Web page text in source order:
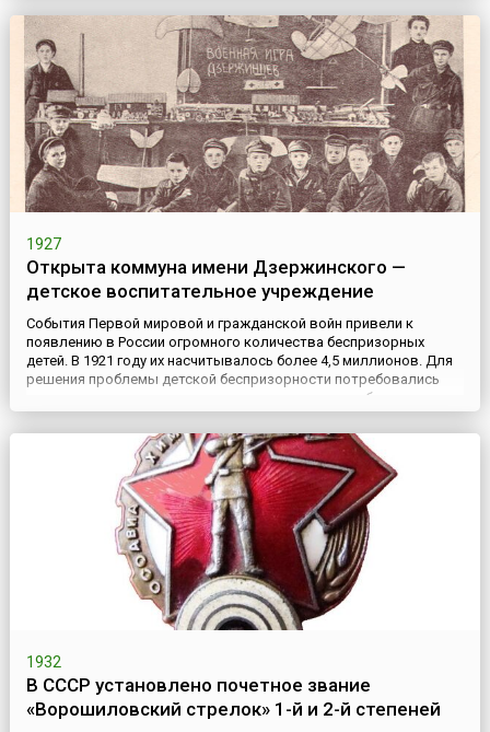
«Аннушкой». Он курсировал по Бульварному кольцу и
Москворецкой набере...
1927
Открыта коммуна имени Дзержинского —
детское воспитательное учреждение
События Первой мировой и гражданской войн привели к
появлению в России огромного количества беспризорных
детей. В 1921 году их насчитывалось более 4,5 миллионов. Для
решения проблемы детской беспризорности потребовались
значительные усилия со стороны государства и общества в
целом.Коммуна имени Дзержинского — детское воспитательное
учреждение — была создана в поселке Новый Харьков
1932
В СССР установлено почетное звание
«Ворошиловский стрелок» 1-й и 2-й степеней